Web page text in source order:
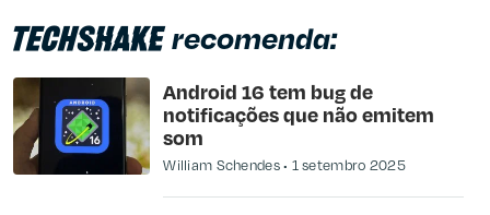
recomenda:
Android 16 tem bug de
notificações que não emitem
som
William Schendes 1 setembro 2025